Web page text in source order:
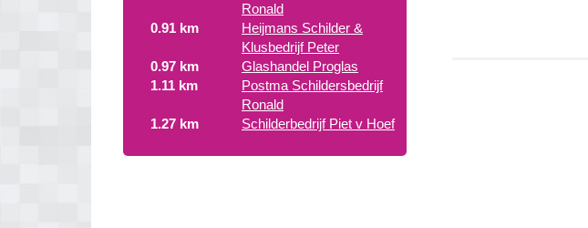
Ronald
0.91 km
Heijmans Schilder &
Klusbedrijf Peter
0.97 km
Glashandel Proglas
1.11 km
Postma Schildersbedrijf
Ronald
1.27 km
Schilderbedrijf Piet v Hoef